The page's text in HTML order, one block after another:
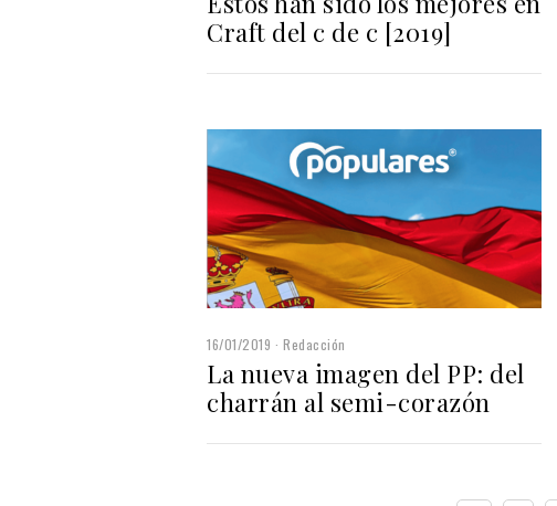
Craft del c de c [2019]
16/01/2019 Redacción
La nueva imagen del PP: del
charrán al semi-corazón